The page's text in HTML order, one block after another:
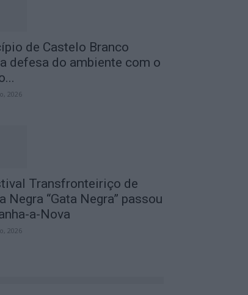
de Castelo Branco
defesa do ambiente com o
2026
Transfronteiriço de
Negra “Gata Negra” passou
a-Nova
2026